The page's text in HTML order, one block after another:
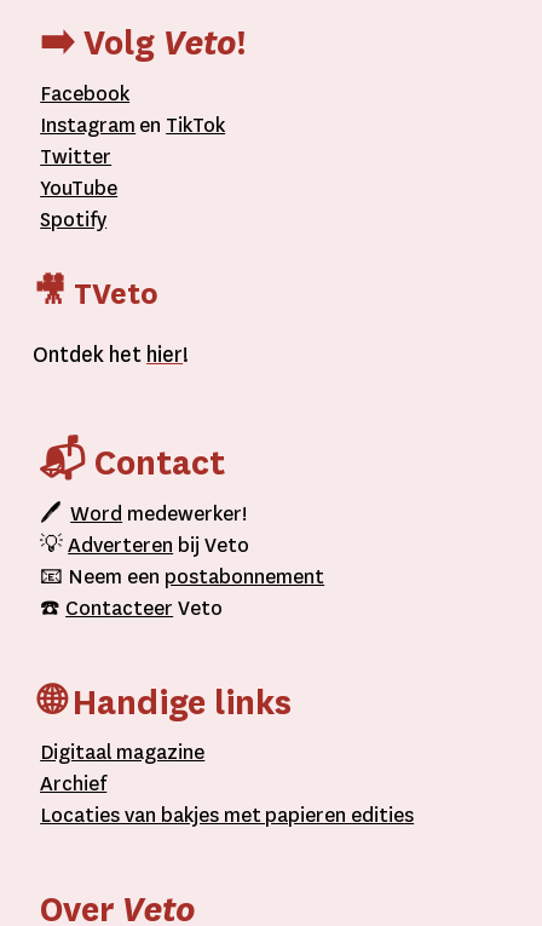
➡️ Volg Veto!
Facebook
Instagram en TikTok
Twitter
YouTube
Spotify
🎥 TVeto
Ontdek het hier!
📬 Contact
🖊Word medewerker!
💡Adverteren bij Veto
📧 Neem een postabonnement
☎️ Contacteer Veto
🌐 Handige links
Digitaal magazine
Archief
Locaties van bakjes metpapieren edities
Over Veto